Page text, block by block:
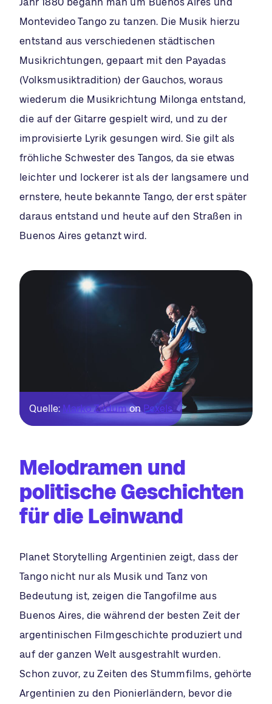
Jahr 1880 begann man um Buenos Aires und
Montevideo Tango zu tanzen. Die Musik hierzu
entstand aus verschiedenen städtischen
Musikrichtungen, gepaart mit den Payadas
(Volksmusiktradition) der Gauchos, woraus
wiederum die Musikrichtung Milonga entstand,
die auf der Gitarre gespielt wird, und zu der
improvisierte Lyrik gesungen wird. Sie gilt als
fröhliche Schwester des Tangos, da sie etwas
leichter und lockerer ist als der langsamere und
ernstere, heute bekannte Tango, der erst später
daraus entstand und heute auf den Straßen in
Buenos Aires getanzt wird.
Quelle: Marko Zirdumon Pexels
Melodramen und
politische Geschichten
für die Leinwand
Planet Storytelling Argentinien zeigt, dass der
Tango nicht nur als Musik und Tanz von
Bedeutung ist, zeigen die Tangofilme aus
Buenos Aires, die während der besten Zeit der
argentinischen Filmgeschichte produziert und
auf der ganzen Welt ausgestrahlt wurden.
Schon zuvor, zu Zeiten des Stummfilms, gehörte
Argentinien zu den Pionierländern, bevor die